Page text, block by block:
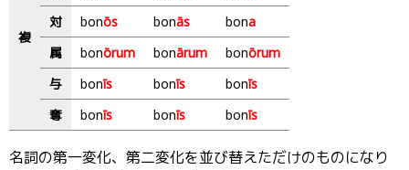
複
対
bonōs bonās bona
属
bonōrum bonārum bonōrum
与
bonīs bonīs bonīs
奪
bonīs bonīs bonīs
名詞の第一変化、第二変化を並び替えただけのものになり